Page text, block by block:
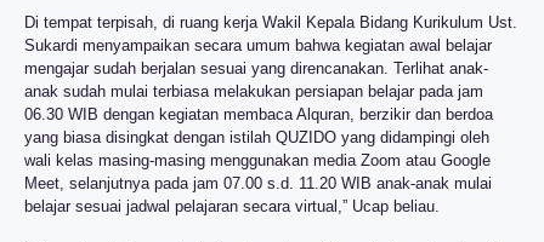
Di tempat terpisah, di ruang kerja Wakil Kepala Bidang Kurikulum Ust.
Sukardi menyampaikan secara umum bahwa kegiatan awal belajar
mengajar sudah berjalan sesuai yang direncanakan. Terlihat anak-
anak sudah mulai terbiasa melakukan persiapan belajar pada jam
06.30 WIB dengan kegiatan membaca Alquran, berzikir dan berdoa
yang biasa disingkat dengan istilah QUZIDO yang didampingi oleh
wali kelas masing-masing menggunakan media Zoom atau Google
Meet, selanjutnya pada jam 07.00 s.d. 11.20 WIB anak-anak mulai
belajar sesuai jadwal pelajaran secara virtual,” Ucap beliau.